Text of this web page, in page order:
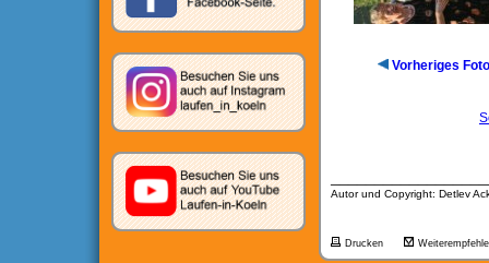
Vorheriges Foto
Autor und Copyright: Detlev
Drucken